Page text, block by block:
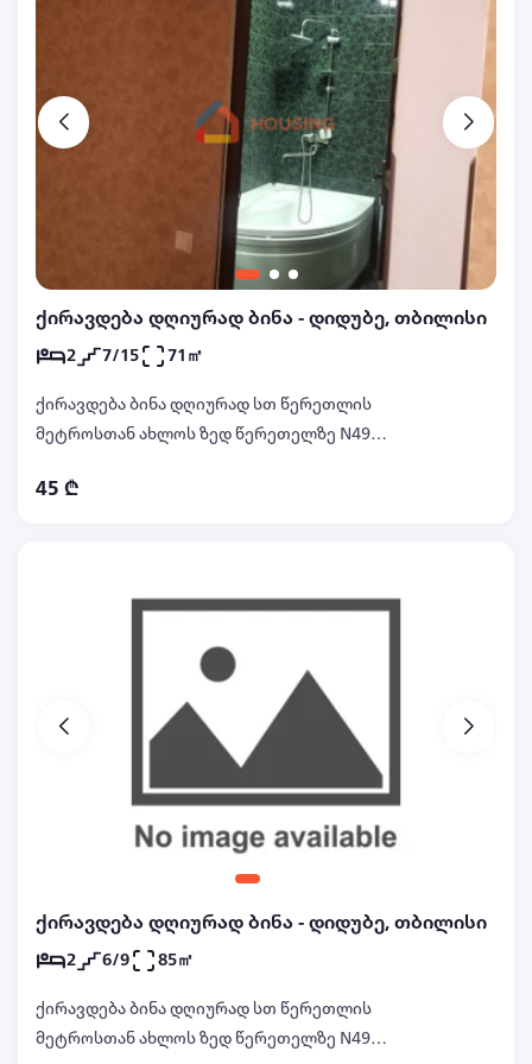
ქირავდება დღიურად ბინა - დიდუბე, თბილისი
2 7/15 71㎡
ქირავდება ბინა დღიურად სთ წერეთლის
მეტროსთან ახლოს ზედ წერეთელზე N49
ბიბლუსის კორპუსშილამაზი ხედებით.... ახალი
სისუფთავე . არ არის სიგარეტის სუნი. ბინაში
დაგხვდებათ სუფთა თეთრეული და
პირსახოცები.საკაბელო.ინტერნეტი,ცენტრალური
გათბობა და ასე შემდეგ.. შესაძლებელია
მომწეროთ სმს ვიბერი. ფასი დამოკიდებულია
დროის ხანგრძლივობაზე.დღის საათებში
30ლარიდან..შესაძლებელია მომწეროთ სმს
ვიბერი..ხათუნა..გიორგი..მაქვს სხვა
ბინებიც..592..02-55-03........558...55-69-88
45 ₾
ქირავდება დღიურად ბინა - დიდუბე, თბილისი
2 6/9 85㎡
ქირავდება ბინა დღიურად სთ წერეთლის
მეტროსთან ახლოს ზედ წერეთელზე N49